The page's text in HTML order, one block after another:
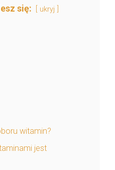
się: ukryj
witamin?
jest